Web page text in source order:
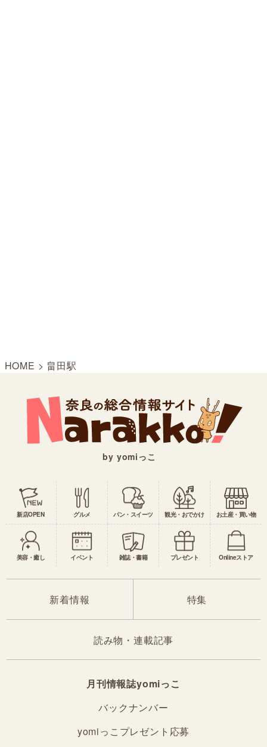
HOME > 畠田駅
by yomiっこ
新店OPEN グルメ パン・スイーツ 観光・おでかけ お土産・買い物
美容・癒し イベント 雑誌・書籍 プレゼント Onlineストア
新着情報 特集
読み物・連載記事
月刊情報誌yomiっこ
バックナンバー
yomiっこプレゼント応募